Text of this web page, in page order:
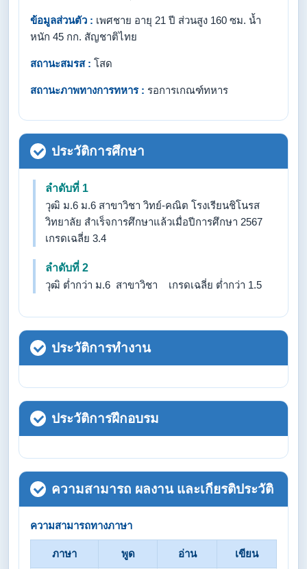
ข้อมูลส่วนตัว : เพศชาย อายุ 21 ปี ส่วนสูง 160 ซม. น้ำ
หนัก 45 กก. สัญชาติไทย
สถานะสมรส : โสด
สถานะภาพทางการทหาร : รอการเกณฑ์ทหาร
ประวัติการศึกษา
ลำดับที่ 1
วุฒิ ม.6 ม.6 สาขาวิชา วิทย์-คณิต โรงเรียนชิโนรส
วิทยาลัย สำเร็จการศึกษาแล้วเมื่อปีการศึกษา 2567
เกรดเฉลี่ย 3.4
ลำดับที่ 2
วุฒิ ต่ำกว่า ม.6 สาขาวิชา เกรดเฉลี่ย ต่ำกว่า 1.5
ประวัติการทำงาน
ประวัติการฝึกอบรม
ความสามารถ ผลงาน และเกียรติประวัติ
ความสามารถทางภาษา
ภาษา พูด อ่าน เขียน